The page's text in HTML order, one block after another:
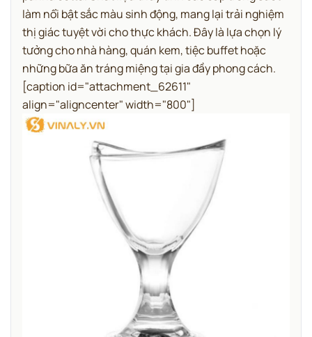
làm nổi bật sắc màu sinh động, mang lại trải nghiệm
thị giác tuyệt vời cho thực khách. Đây là lựa chọn lý
tưởng cho nhà hàng, quán kem, tiệc buffet hoặc
những bữa ăn tráng miệng tại gia đầy phong cách.
[caption id="attachment_62611"
align="aligncenter" width="800"]